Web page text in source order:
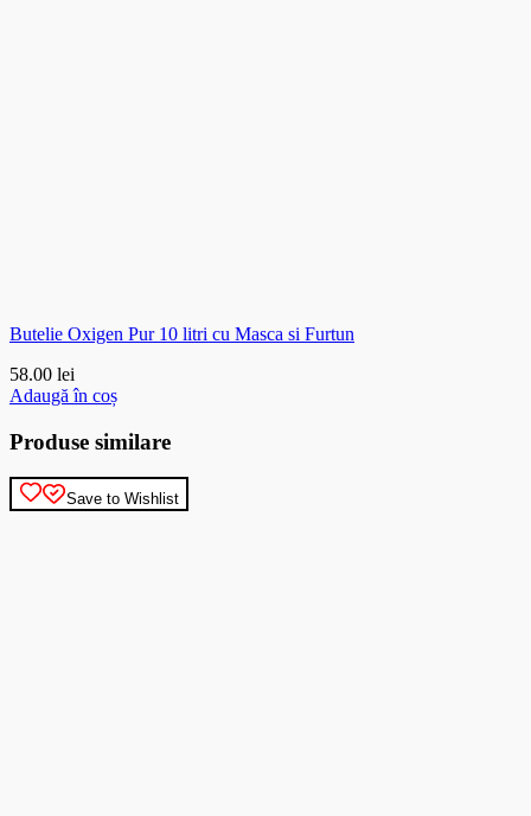
Butelie Oxigen Pur 10 litri cu Masca si Furtun
58.00 lei
Adaugă în coș
Produse similare
Save to Wishlist